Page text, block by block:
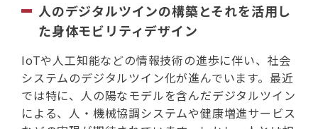
人のデジタルツインの構築とそれを活用し
た身体モビリティデザイン
IoTや人工知能などの情報技術の進歩に伴い、社会
システムのデジタルツイン化が進んでいます。最近
では特に、人の陽なモデルを含んだデジタルツイン
による、人・機械協調システムや健康増進サービス